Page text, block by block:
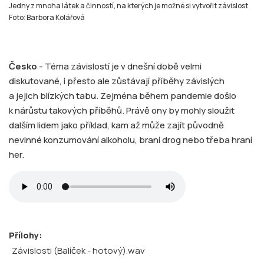
Jedny z mnoha látek a činností, na kterých je možné si vytvořit závislost
Foto: Barbora Kolářová
Česko - Téma závislostí je v dnešní době velmi
diskutované, i přesto ale zůstávají příběhy závislých
a jejich blízkých tabu. Zejména během pandemie došlo
k nárůstu takových příběhů. Právě ony by mohly sloužit
dalším lidem jako příklad, kam až může zajít původně
nevinné konzumování alkoholu, braní drog nebo třeba hraní
her.
Přílohy:
Závislosti (Balíček - hotový).wav